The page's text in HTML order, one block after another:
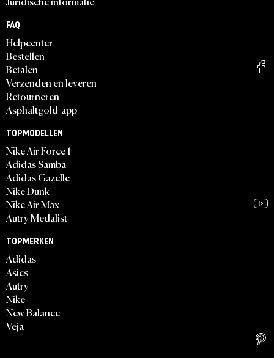
FAQ
Helpcenter
Bestellen
Betalen
Verzenden en leveren
Retourneren
Asphaltgold-app
TOPMODELLEN
Nike Air Force 1
Adidas Samba
Adidas Gazelle
Nike Dunk
Nike Air Max
Autry Medalist
TOPMERKEN
Adidas
Asics
Autry
Nike
New Balance
Veja